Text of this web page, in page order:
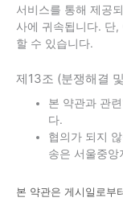
서비스를 통해 제공
사에 귀속됩니다. 단
할 수 있습니다.
제13조 (분쟁해결
본 약관과 관
다.
협의가 되지
송은 서울중앙
본 약관은 게시일로부